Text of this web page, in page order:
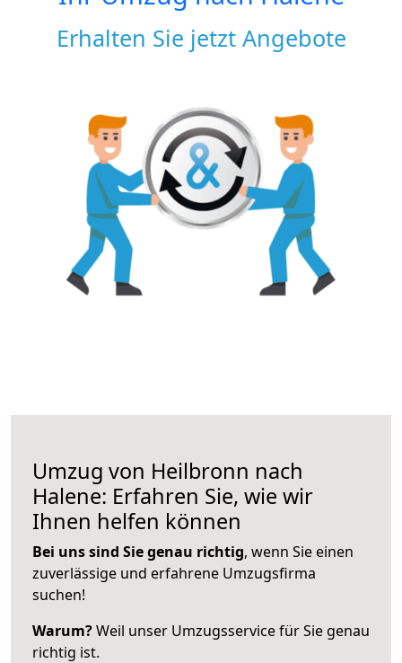
Erhalten Sie jetzt Angebote
Umzug von Heilbronn nach
Halene: Erfahren Sie, wie wir
Ihnen helfen können
Bei uns sind Sie genau richtig, wenn Sie einen
zuverlässige und erfahrene Umzugsfirma
suchen!
Warum?Weil unser Umzugsservice für Sie genau
richtig ist.